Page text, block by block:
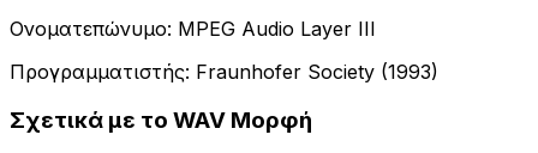
Ονοματεπώνυμο: MPEG Audio Layer III
Προγραμματιστής: Fraunhofer Society (1993)
Σχετικά με το WAV Μορφή